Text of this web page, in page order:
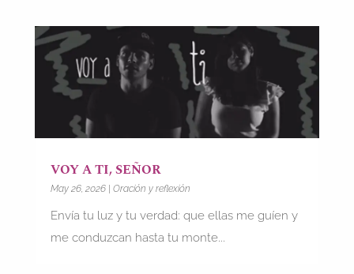
VOY A TI, SEÑOR
May 26, 2026| Oración y reflexión
Envía tu luz y tu verdad: que ellas me guíen y
me conduzcan hasta tu monte...